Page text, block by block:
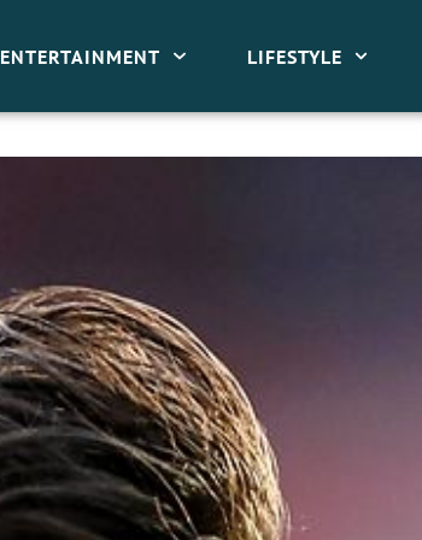
ENTERTAINMENT LIFESTYLE